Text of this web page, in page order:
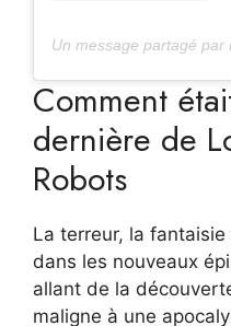
Comment
dernière de
Robots
La terreur, la
dans les nouveaux
allant de la
maligne à une